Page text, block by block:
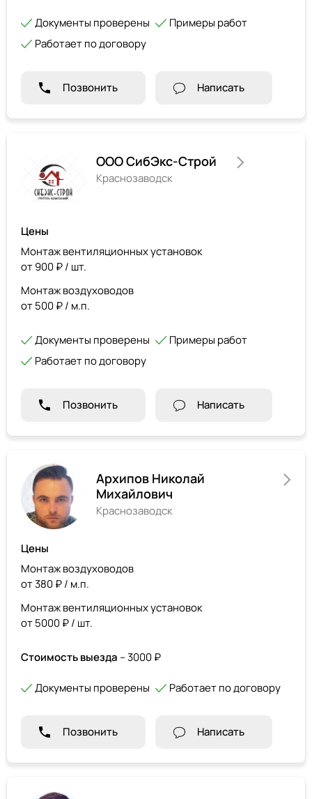
Документы проверены
Примеры работ
Работает по договору
Позвонить Написать
ООО СибЭкс-Строй
Краснозаводск
Цены
Монтаж вентиляционных установок
от 900 ₽ / шт.
Монтаж воздуховодов
от 500 ₽ / м.п.
Документы проверены
Примеры работ
Работает по договору
Позвонить Написать
Архипов Николай
Михайлович
Краснозаводск
Цены
Монтаж воздуховодов
от 380 ₽ / м.п.
Монтаж вентиляционных установок
от 5000 ₽ / шт.
Стоимость выезда – 3000 ₽
Документы проверены Работает по договору
Позвонить Написать